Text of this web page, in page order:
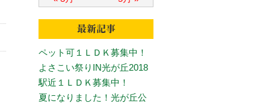
ペット可１ＬＤＫ募集中！
よさこい祭りIN光が丘2018
駅近１ＬＤＫ募集中！
夏になりました！光が丘公